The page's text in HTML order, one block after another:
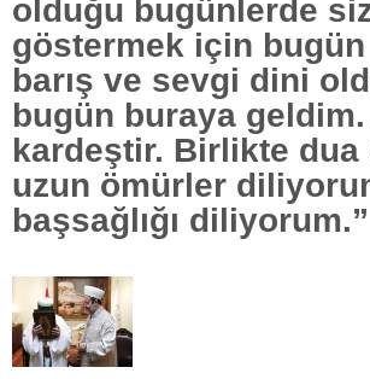
olduğu bugünlerde
göstermek için bugün
barış ve sevgi dini
bugün buraya
kardeştir. Birlikte
uzun ömürler
başsağlığı diliyorum.”